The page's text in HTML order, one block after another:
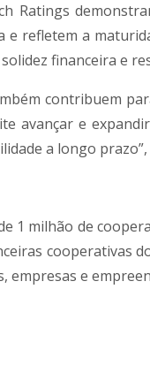
Ratings
e refletem a
financeira e
contribuem
avançar e
a longo
1 milhão de
cooperativas
empresas e